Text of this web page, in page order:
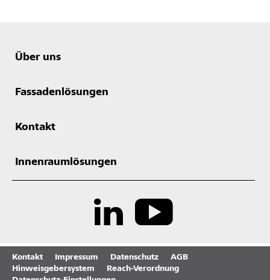
Über uns
Fassadenlösungen
Kontakt
Innenraumlösungen
Kontakt Impressum Datenschutz
AGB
Hinweisgebersystem
Reach-Verordnung